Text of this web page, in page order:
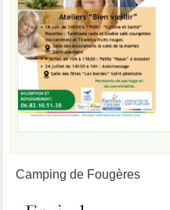
Camping de Fougères